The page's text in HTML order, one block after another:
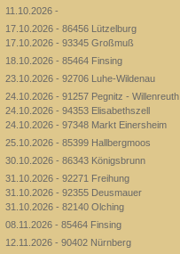
11.10.2026 -
17.10.2026 - 86456 Lützelburg
17.10.2026 - 93345 Großmuß
18.10.2026 - 85464 Finsing
23.10.2026 - 92706 Luhe-Wildenau
24.10.2026 - 91257 Pegnitz - Willenreuth
24.10.2026 - 94353 Elisabethszell
24.10.2026 - 97348 Markt Einersheim
25.10.2026 - 85399 Hallbergmoos
30.10.2026 - 86343 Königsbrunn
31.10.2026 - 92271 Freihung
31.10.2026 - 92355 Deusmauer
31.10.2026 - 82140 Olching
08.11.2026 - 85464 Finsing
12.11.2026 - 90402 Nürnberg